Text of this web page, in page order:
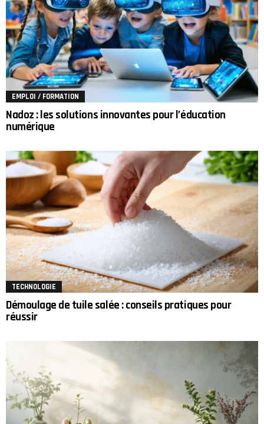
EMPLOI / FORMATION
Nadoz : les solutions innovantes pour l’éducation
numérique
TECHNOLOGIE
Démoulage de tuile salée : conseils pratiques pour
réussir